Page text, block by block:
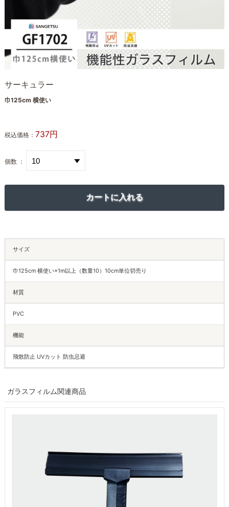
サーキュラー
巾125cm 横使い
税込価格： 737円
個数 ：
サイズ
巾125cm 横使い×1m以上（数量10）10cm単位切売り
材質
PVC
機能
飛散防止 UVカット 防虫忌避
ガラスフィルム関連商品